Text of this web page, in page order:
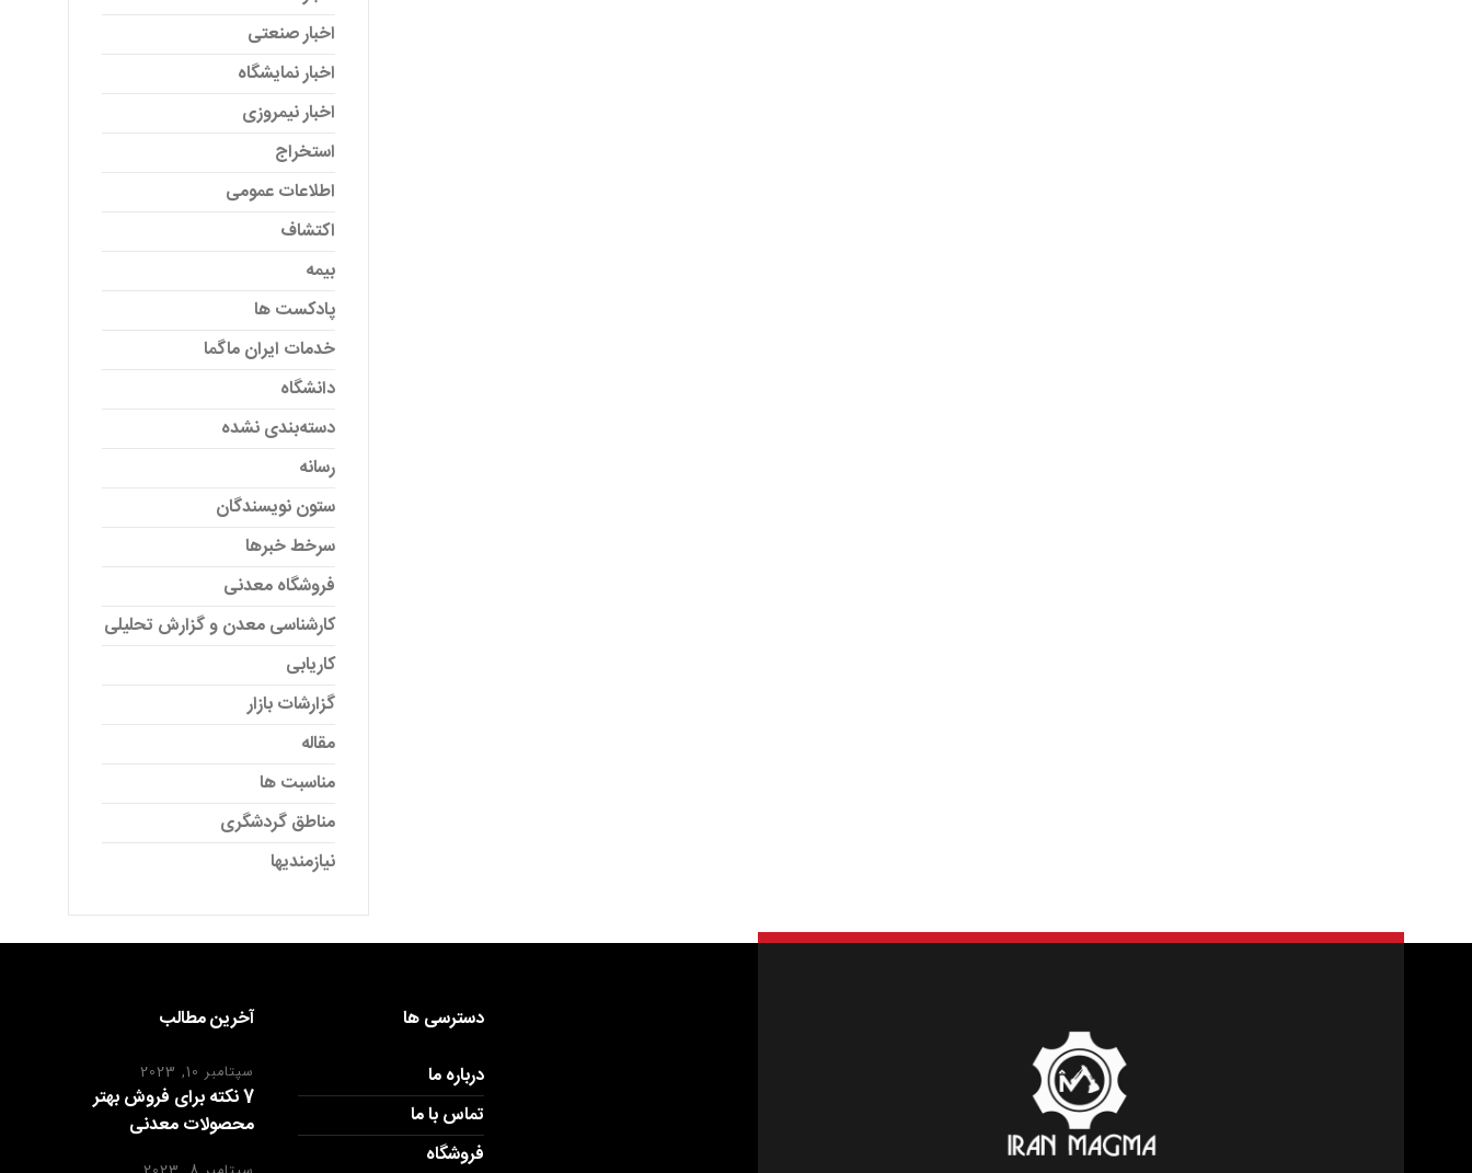
اخبار صنعتی
اخبار نمایشگاه
اخبار نیمروزی
استخراج
اطلاعات عمومی
اکتشاف
بیمه
پادکست ها
خدمات ایران ماگما
دانشگاه
دسته‌بندی نشده
رسانه
ستون نویسندگان
سرخط خبرها
فروشگاه معدنی
کارشناسی معدن و گزارش تحلیلی
کاریابی
گزارشات بازار
مقاله
مناسبت ها
مناطق گردشگری
نیازمندیها
دسترسی ها
درباره ما
تماس با ما
فروشگاه
آخرین مطالب
سپتامبر 10, 2023
7 نکته برای فروش بهتر
محصولات معدنی